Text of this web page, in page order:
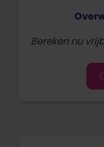
Bereken nu